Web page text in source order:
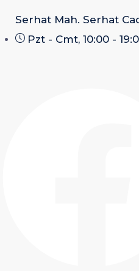
Serhat Mah. Serhat
Pzt - Cmt, 10:00 -